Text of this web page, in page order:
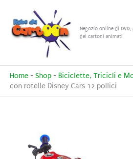
contenuto
Negozio online di
dei cartoni animati
Home - Shop - Biciclette, Tricicli e
con rotelle Disney Cars 12 pollici